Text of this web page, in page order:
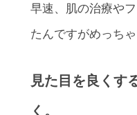
早速、肌の治療や
たんですがめっちゃ
見た目を良くす
く。